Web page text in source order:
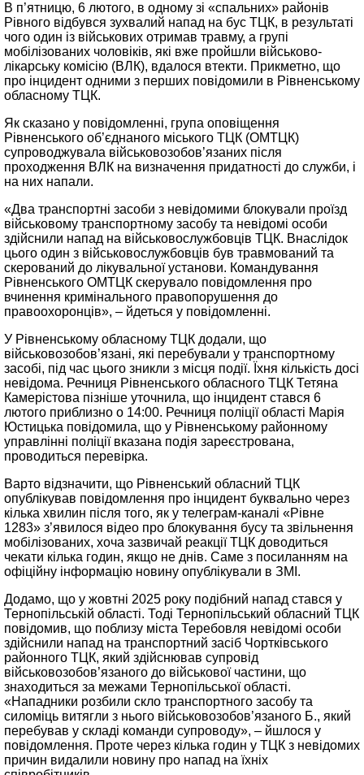
В п’ятницю, 6 лютого, в одному зі «спальних» районів
Рівного відбувся зухвалий напад на бус ТЦК, в результаті
чого один із військових отримав травму, а групі
мобілізованих чоловіків, які вже пройшли військово-
лікарську комісію (ВЛК), вдалося втекти. Прикметно, що
про інцидент одними з перших повідомили в Рівненському
обласному ТЦК.
Як сказано у повідомленні, група оповіщення
Рівненського об’єднаного міського ТЦК (ОМТЦК)
супроводжувала військовозобов’язаних після
проходження ВЛК на визначення придатності до служби, і
на них напали.
«Два транспортні засоби з невідомими блокували проїзд
військовому транспортному засобу та невідомі особи
здійснили напад на військовослужбовців ТЦК. Внаслідок
цього один з військовослужбовців був травмований та
скерований до лікувальної установи. Командування
Рівненського ОМТЦК скерувало повідомлення про
вчинення кримінального правопорушення до
правоохоронців», – йдеться у повідомленні.
У Рівненському обласному ТЦК додали, що
військовозобов’язані, які перебували у транспортному
засобі, під час цього зникли з місця події. Їхня кількість досі
невідома. Речниця Рівненського обласного ТЦК Тетяна
Камерістова пізніше уточнила, що інцидент стався 6
лютого приблизно о 14:00. Речниця поліції області Марія
Юстицька повідомила, що у Рівненському районному
управлінні поліції вказана подія зареєстрована,
проводиться перевірка.
Варто відзначити, що Рівненський обласний ТЦК
опублікував повідомлення про інцидент буквально через
кілька хвилин після того, як у телеграм-каналі «Рівне
1283» з’явилося відео про блокування бусу та звільнення
мобілізованих, хоча зазвичай реакції ТЦК доводиться
чекати кілька годин, якщо не днів. Саме з посиланням на
офіційну інформацію новину опублікували в ЗМІ.
Додамо, що у жовтні 2025 року подібний напад стався у
Тернопільській області. Тоді Тернопільський обласний ТЦК
повідомив, що поблизу міста Теребовля невідомі особи
здійснили напад на транспортний засіб Чортківського
районного ТЦК, який здійснював супровід
військовозобов’язаного до військової частини, що
знаходиться за межами Тернопільської області.
«Нападники розбили скло транспортного засобу та
силоміць витягли з нього військовозобов’язаного Б., який
перебував у складі команди супроводу», – йшлося у
повідомлення. Проте через кілька годин у ТЦК з невідомих
причин видалили новину про напад на їхніх